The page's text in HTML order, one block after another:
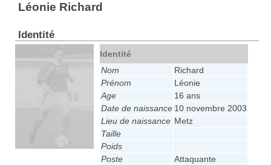
Léonie Richard
Identité
Identité
Nom
Richard
Prénom
Léonie
Age
16 ans
Date de naissance 10 novembre 2003
Lieu de naissance Metz
Taille
Poids
Poste
Attaquante